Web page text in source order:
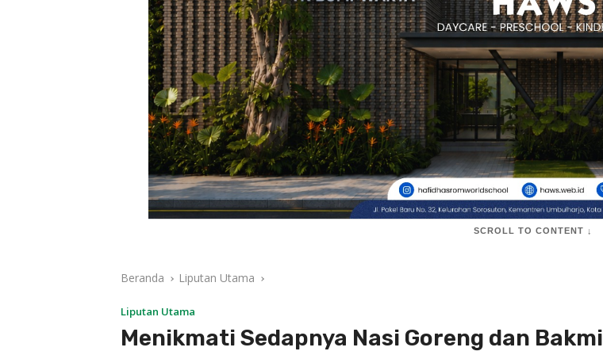
SCROLL TO CONTENT ↓
Beranda Liputan Utama
Liputan Utama
Menikmati Sedapnya Nasi Goreng dan Bakmi